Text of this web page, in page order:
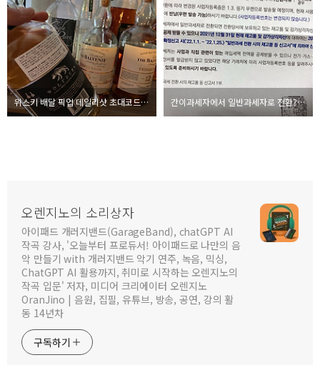
위스키 배달 픽업 데일리샷 초대코드 S4MCH 5천원 받기 간이과세자에서 일반과세자로 전환? 간이배제 업종 종목 코드 리스트
오렌지노의 소리상자
아이패드 개러지밴드(GarageBand), chatGPT AI
작곡 강사, '오늘부터 프로듀서! 아이패드로 나만의 음
악 만들기 with 개러지밴드 악기 연주, 녹음, 믹싱,
ChatGPT AI 활용까지, 취미로 시작하는 오렌지노의
작곡 입문' 저자, 미디어 크리에이터 오렌지노
OranJino | 음원, 집필, 유튜브, 방송, 공연, 강의 활
동 14년차
구독하기